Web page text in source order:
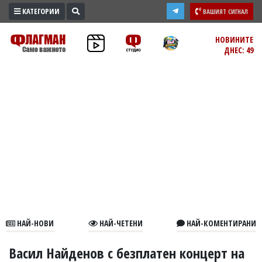
ПРОМО
ЗОНА
В
КАТЕГОРИИ ВАШИЯТ СИГНАЛ
НОВИНИТЕ
ДНЕС: 49
НАЙ-НОВИ НАЙ-ЧЕТЕНИ НАЙ-КОМЕНТИРАНИ
Васил Найденов с безплатен концерт на